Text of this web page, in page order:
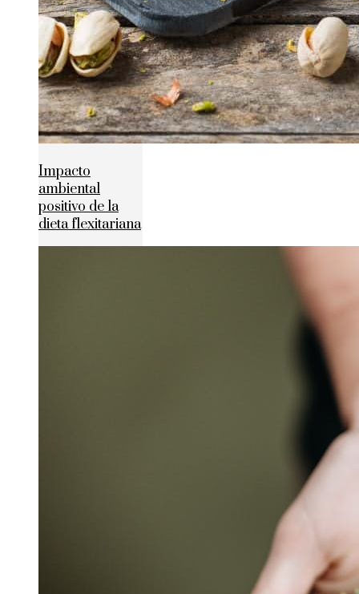
Impacto
ambiental
positivo de la
dieta flexitariana